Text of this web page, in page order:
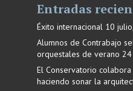
Entradas
Éxito internacional 10
Alumnos de Contrabajo
orquestales de verano
El Conservatorio
haciendo sonar la